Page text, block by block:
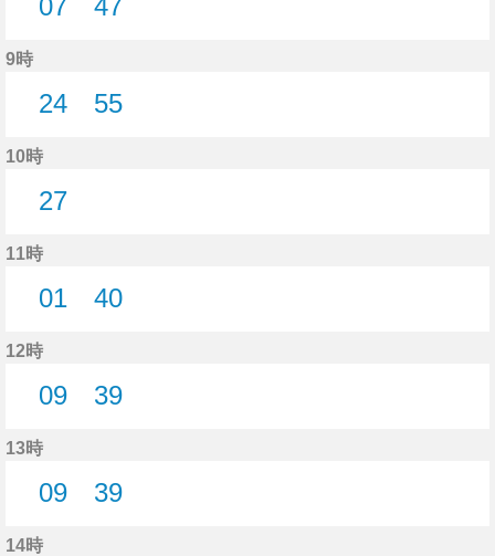
07
47
9時
24
55
10時
27
11時
01
40
12時
09
39
13時
09
39
14時